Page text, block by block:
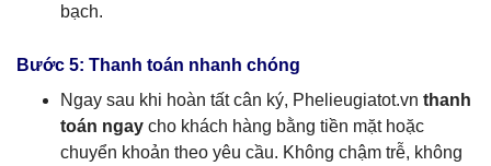
bạch.
Bước 5: Thanh toán nhanh chóng
Ngay sau khi hoàn tất cân ký, Phelieugiatot.vn thanh
toán ngay cho khách hàng bằng tiền mặt hoặc
chuyển khoản theo yêu cầu. Không chậm trễ, không